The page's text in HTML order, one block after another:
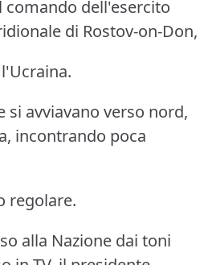
dell'esercito
di Rostov-on-Don,
si avviavano verso nord,
incontrando poca
regolare.
alla Nazione dai toni